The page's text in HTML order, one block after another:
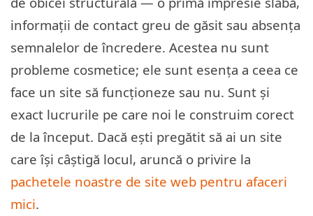
informații de contact greu de găsit sau absența
semnalelor de încredere. Acestea nu sunt
probleme cosmetice; ele sunt esența a ceea ce
face un site să funcționeze sau nu. Sunt și
exact lucrurile pe care noi le construim corect
de la început. Dacă ești pregătit să ai un site
care își câștigă locul, aruncă o privire la
pachetele noastre de site web pentru afaceri
mici.